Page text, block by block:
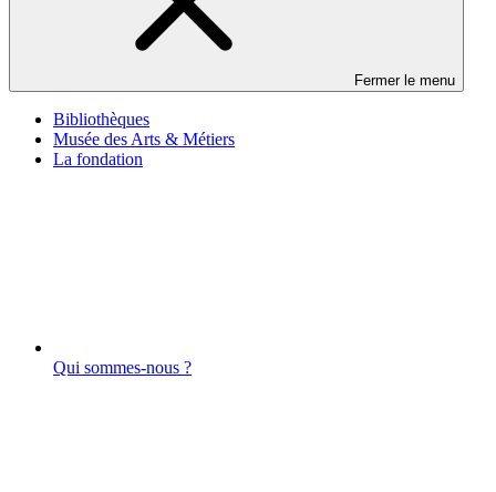
Fermer le menu
Bibliothèques
Musée des Arts & Métiers
La fondation
Qui sommes-nous ?